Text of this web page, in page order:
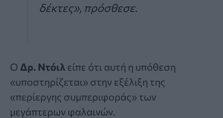
δέκτες», πρόσθεσε.
Ο Δρ. Ντόιλ είπε ότι αυτή η υπόθεση
«υποστηρίζεται» στην εξέλιξη της
«περίεργης συμπεριφοράς» των
μεγάπτερων φαλαινών.